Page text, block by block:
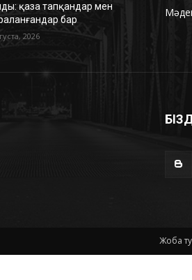
қаза тапқандар мен
бар
2026
Жоба